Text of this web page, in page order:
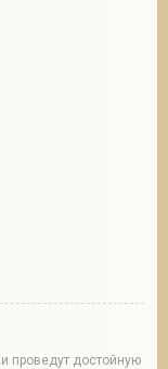
проведут достойную